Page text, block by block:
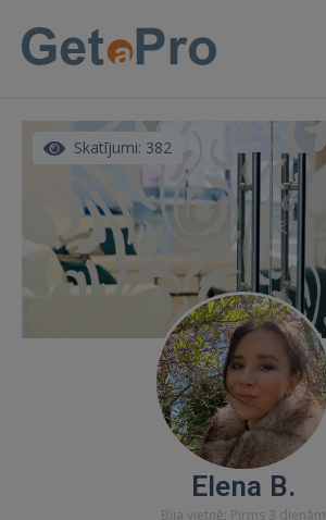
Skatījumi: 382
Elena B.
Bija vietnē: Pirms 3 dienām